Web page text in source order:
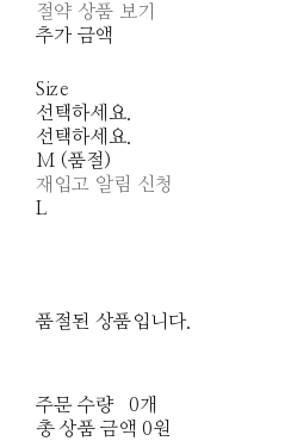
절약 상품 보기
추가 금액
Size
선택하세요.
선택하세요.
M (품절)
재입고 알림 신청
L
품절된 상품입니다.
주문 수량
0개
총 상품 금액 0원